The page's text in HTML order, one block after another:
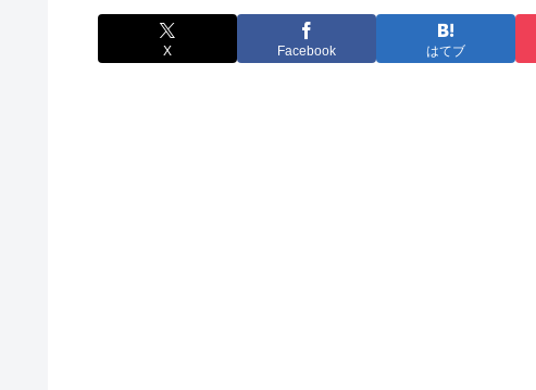
X Facebook はてブ